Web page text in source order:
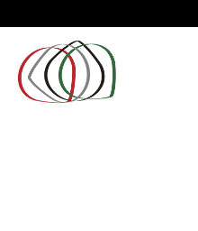
al
contenido